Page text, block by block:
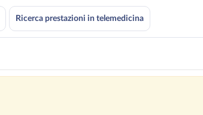
Ricerca prestazioni in telemedicina